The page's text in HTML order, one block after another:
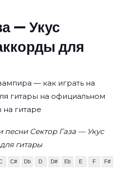
— Укус
для
— как играть на
гитары на официальном
на гитаре
песни Сектор Газа — Укус
гитары
C# Db D D# Eb E F F#